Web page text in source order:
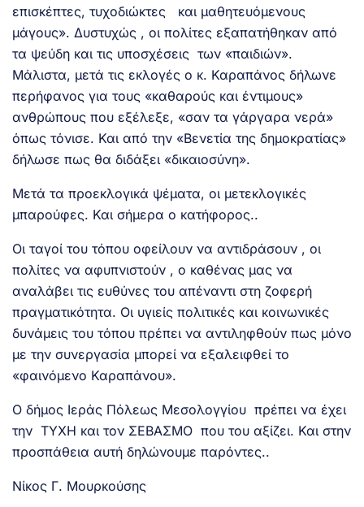
επισκέπτες, τυχοδιώκτες και μαθητευόμενους
μάγους». Δυστυχώς , οι πολίτες εξαπατήθηκαν από
τα ψεύδη και τις υποσχέσεις των «παιδιών».
Μάλιστα, μετά τις εκλογές ο κ. Καραπάνος δήλωνε
περήφανος για τους «καθαρούς και έντιμους»
ανθρώπους που εξέλεξε, «σαν τα γάργαρα νερά»
όπως τόνισε. Και από την «Βενετία της δημοκρατίας»
δήλωσε πως θα διδάξει «δικαιοσύνη».
Μετά τα προεκλογικά ψέματα, οι μετεκλογικές
μπαρούφες. Και σήμερα ο κατήφορος..
Οι ταγοί του τόπου οφείλουν να αντιδράσουν , οι
πολίτες να αφυπνιστούν , ο καθένας μας να
αναλάβει τις ευθύνες του απέναντι στη ζοφερή
πραγματικότητα. Οι υγιείς πολιτικές και κοινωνικές
δυνάμεις του τόπου πρέπει να αντιληφθούν πως μόνο
με την συνεργασία μπορεί να εξαλειφθεί το
«φαινόμενο Καραπάνου».
Ο δήμος Ιεράς Πόλεως Μεσολογγίου πρέπει να έχει
την ΤΥΧΗ και τον ΣΕΒΑΣΜΟ που του αξίζει. Και στην
προσπάθεια αυτή δηλώνουμε παρόντες..
Νίκος Γ. Μουρκούσης